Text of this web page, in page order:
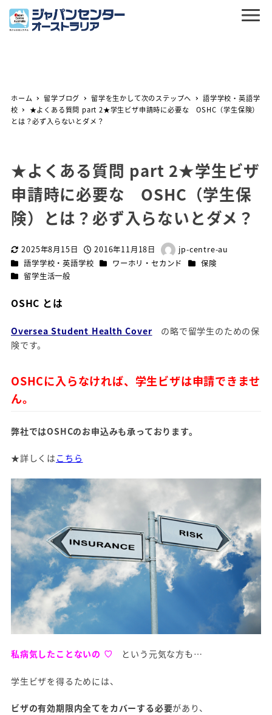
ホーム 留学ブログ 留学を生かして次のステップへ
語学学校・英語学
校
★よくある質問 part 2★学生ビザ申請時に必要な OSHC（学生保険）
とは？必ず入らないとダメ？
★よくある質問 part 2★学生ビザ
申請時に必要な OSHC（学生保
険）とは？必ず入らないとダメ？
更新日2025年8月15日 投稿日2016年11月18日
著
者
jp-centre-au
カテゴリー
語学学校・英語学校 カテゴリー
ワーホリ・セカンド カテゴリー
保険
カテゴリー
留学生活一般
OSHC とは
Oversea Student Health Cover の略で留学生のための保
険です。
OSHCに入らなければ、 学生ビザは申請できませ
ん。
弊社ではOSHCのお申込みも承っております。
★詳しくは こちら
私病気したことないの ♡ という元気な方も…
学生ビザを得るためには、
ビザの有効期限内全てをカバーする必要があり、